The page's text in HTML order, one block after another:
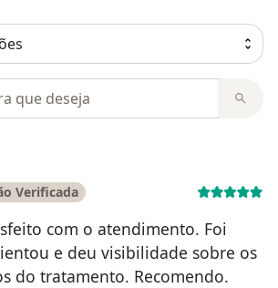
Verificada
com o atendimento. Foi
e deu visibilidade sobre os
do tratamento. Recomendo.